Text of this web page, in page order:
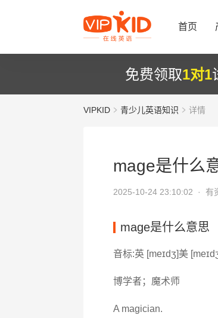
首页
免费领取1对1
VIPKID 青少儿英语知识 详情
mage是什么
2025-10-24 23:10:02 · 有
mage是什么意思
音标:英 [meɪdʒ]美
博学者；魔术师
A magician.